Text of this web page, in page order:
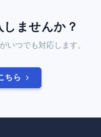
ませんか？
いつでも対応します。
ちら